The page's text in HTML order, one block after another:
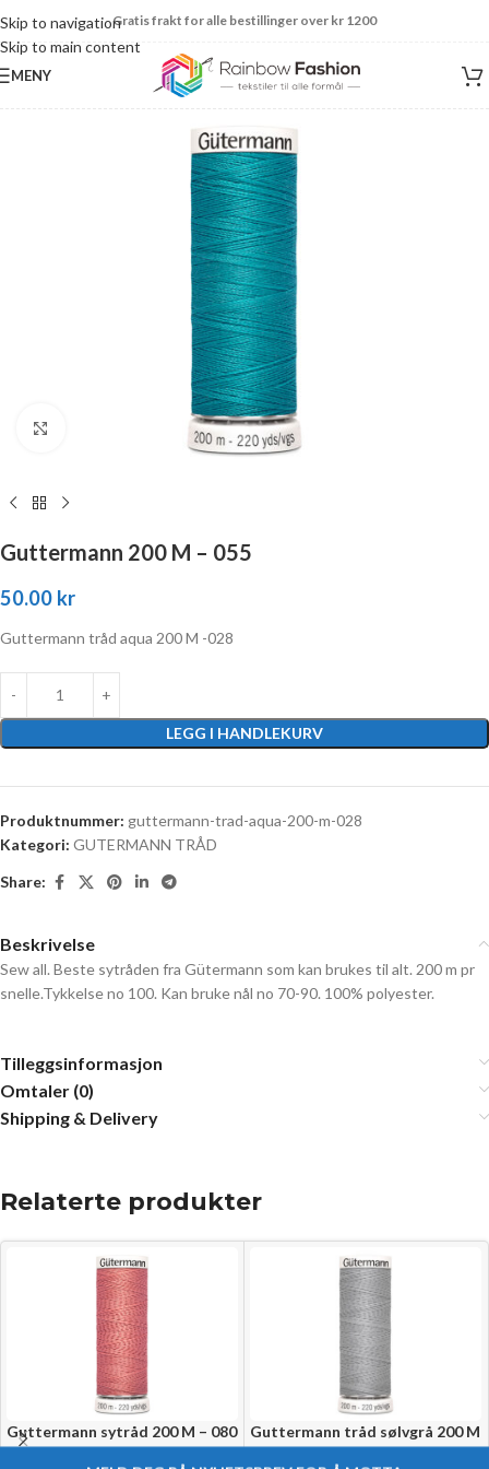
Skip to navigation
Skip to main content
Gratis frakt for alle bestillinger over kr 1200
MENY
Guttermann 200 M – 055
50.00 kr
Guttermann tråd aqua 200 M -028
LEGG I HANDLEKURV
Produktnummer: guttermann-trad-aqua-200-m-028
Kategori: GUTERMANN TRÅD
Share:
Beskrivelse
Sew all. Beste sytråden fra Gütermann som kan brukes til alt. 200 m pr
snelle.Tykkelse no 100. Kan bruke nål no 70-90. 100% polyester.
Tilleggsinformasjon
Omtaler (0)
Shipping & Delivery
Relaterte produkter
Guttermann sytråd 200 M – 080
Guttermann tråd sølvgrå 200 M
-038